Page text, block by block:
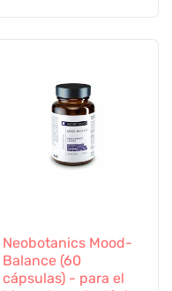
Neobotanics Mood-
Balance (60
cápsulas) - para el